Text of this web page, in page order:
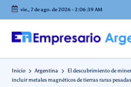
Saltar
contenido
vie., 7 de ago. de 2026 -2:06:39 AM
E
m
p
en
Argentina
Inicio Argentina
El descubrimiento de
incluir metales magnéticos de tierras raras pesadas